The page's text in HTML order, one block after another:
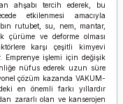
ahşabı tercih ederek, bu
etkilenmesi amacıyla
rutubet, su, nem, mantar,
çürüme ve deforme olması
karşı çeşitli kimyevi
Emprenye işlemi için değişik
nüfus ederek uzun süre
çözüm kazanda VAKUM-
en önemli farkı yıllardır
zararlı olan ve kanserojen